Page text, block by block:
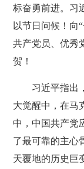
标奋勇前进。习
以节日问候！向
共产党员、优秀
贺！
习近平指出
大觉醒中，在马
中，中国共产党
了最可靠的主心
天覆地的历史巨